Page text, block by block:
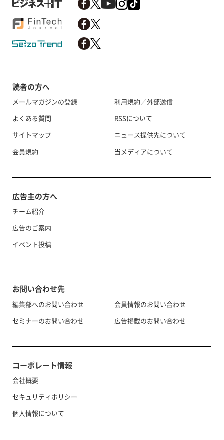
読者の方へ
メールマガジンの登録
よくある質問
サイトマップ
会員規約
利用規約／外部送信
RSSについて
ニュース提供先について
当メディアについて
広告主の方へ
チーム紹介
広告のご案内
イベント投稿
お問い合わせ先
編集部へのお問い合わせ
セミナーのお問い合わせ
会員情報のお問い合わせ
広告掲載のお問い合わせ
コーポレート情報
会社概要
セキュリティポリシー
個人情報について